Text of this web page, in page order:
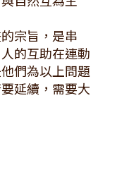
宗旨，是串
的互助在連動
們為以上問題
延續，需要大